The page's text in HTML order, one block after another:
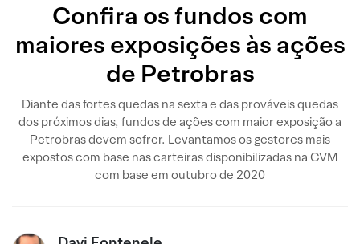
Confira os fundos com
maiores exposições às ações
de Petrobras
Diante das fortes quedas na sexta e das prováveis quedas
dos próximos dias, fundos de ações com maior exposição a
Petrobras devem sofrer. Levantamos os gestores mais
expostos com base nas carteiras disponibilizadas na CVM
com base em outubro de 2020